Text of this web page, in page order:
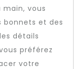
vous
et des
détails
préférez
votre